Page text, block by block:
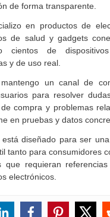
de forma transparente.
en productos de
de salud y gadgets
cientos de
y de uso real.
un canal de
para resolver
compra y problemas
en pruebas y datos
está diseñado para ser
tanto para consumidores
que requieran
electrónicos.